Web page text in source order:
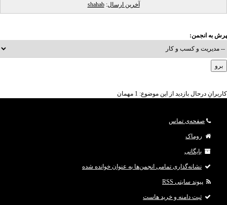
آخرین ارسال:
shahab
پرش به انجمن:
کاربرانِ درحال بازدید از این موضوع: 1 مهمان
صفحه‌ی تماس
روماک
بایگانی
نشانه‌گذاری تمامی انجمن‌ها به عنوان خوانده شده
پیوند سایتی RSS
ثبت دامنه و خرید هاست